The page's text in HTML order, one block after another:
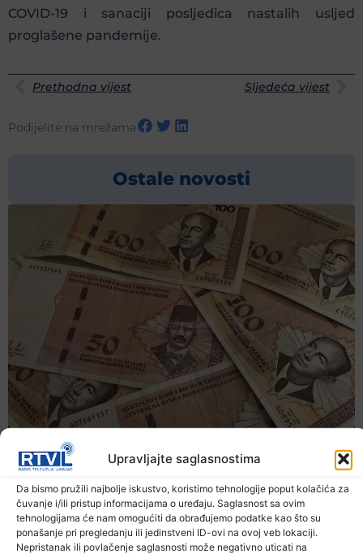
Upravljajte saglasnostima
Da bismo pružili najbolje iskustvo, koristimo tehnologije poput kolačića za
čuvanje i/ili pristup informacijama o uređaju. Saglasnost sa ovim
tehnologijama će nam omogućiti da obrađujemo podatke kao što su
ponašanje pri pregledanju ili jedinstveni ID-ovi na ovoj veb lokaciji.
Nepristanak ili povlačenje saglasnosti može negativno uticati na
COVID-19 i sanaciji posljedica nastalih usljed
proglašene pandemije.
Prethodna vijest Sljedeća vijest
Podijelite na mrežama
Ostale novosti